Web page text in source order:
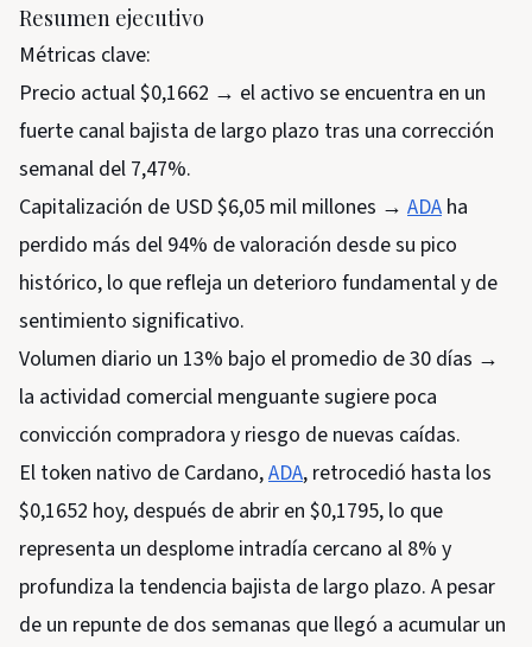
Resumen ejecutivo
Métricas clave:
Precio actual $0,1662 → el activo se encuentra en un
fuerte canal bajista de largo plazo tras una corrección
semanal del 7,47%.
Capitalización de USD $6,05 mil millones → ADA ha
perdido más del 94% de valoración desde su pico
histórico, lo que refleja un deterioro fundamental y de
sentimiento significativo.
Volumen diario un 13% bajo el promedio de 30 días →
la actividad comercial menguante sugiere poca
convicción compradora y riesgo de nuevas caídas.
El token nativo de Cardano,ADA, retrocedió hasta los
$0,1652 hoy, después de abrir en $0,1795, lo que
representa un desplome intradía cercano al 8% y
profundiza la tendencia bajista de largo plazo. A pesar
de un repunte de dos semanas que llegó a acumular un